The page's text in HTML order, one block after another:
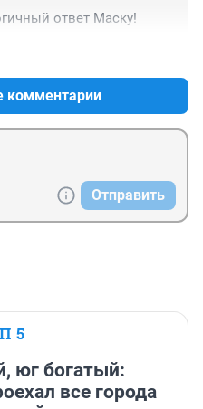
ответ Маску!
комментарии
Отправить
5
юг богатый:
все города